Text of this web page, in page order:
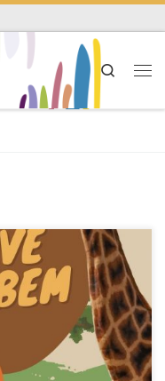
Search